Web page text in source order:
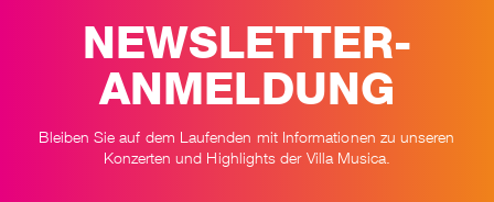
Das Altarbild der Leipziger Nikolaikirche zeigt die Auferstehung Jesu
in der Bildsprache des Klassizismus, gemalt nach 1785 vom
Leipziger Akademiedirektor Adam Friedrich Oeser. Der Friedensengel
NEWSLETTER-
ANMELDUNG
Bleiben Sie auf dem Laufenden mit Informationen zu unseren
Konzerten und Highlights der Villa Musica.